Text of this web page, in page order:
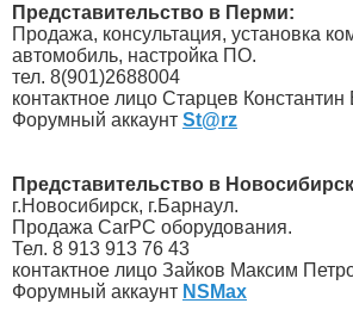
Представительство в Перми:
Продажа, консультация, установка
автомобиль, настройка ПО.
тел. 8(901)2688004
контактное лицо Старцев
Форумный аккаунт St@rz
Представительство в
г.Новосибирск, г.Барнаул.
Продажа CarPC оборудования.
Тел. 8 913 913 76 43
контактное лицо Зайков Максим
Форумный аккаунт NSMax